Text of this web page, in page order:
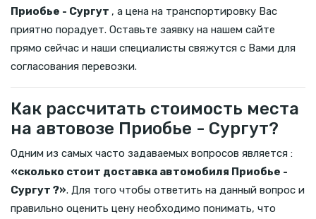
Приобье - Сургут , а цена на транспортировку Вас
приятно порадует. Оставьте заявку на нашем сайте
прямо сейчас и наши специалисты свяжутся с Вами для
согласования перевозки.
Как рассчитать стоимость места
на автовозе Приобье - Сургут?
Одним из самых часто задаваемых вопросов является :
«сколько стоит доставка автомобиля Приобье -
Сургут ?». Для того чтобы ответить на данный вопрос и
правильно оценить цену необходимо понимать, что